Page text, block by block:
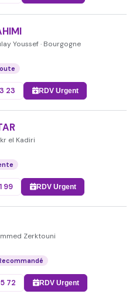
Youssef · Bourgogne
23 RDV Urgent
el Kadiri
99 RDV Urgent
Zerktouni
72 RDV Urgent